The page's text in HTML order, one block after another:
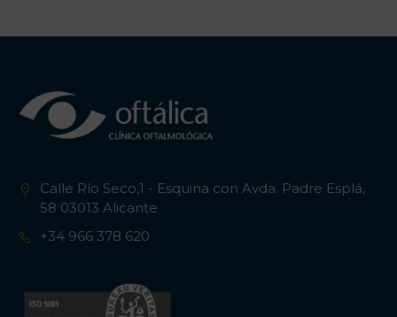
Calle Río Seco,1 - Esquina con Avda. Padre Esplá,
58 03013 Alicante
+34 966 378 620